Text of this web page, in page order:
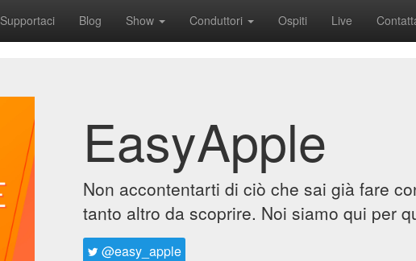
Supportaci Blog Show Conduttori Ospiti Live
EasyApple
Non accontentarti di ciò che sai già fare
tanto altro da scoprire. Noi siamo qui per
@easy_apple